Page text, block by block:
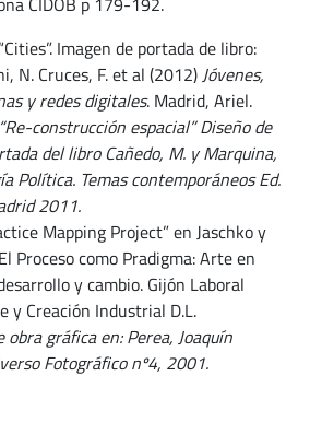
Imagen de portada de libro:
N. Cruces, F. et al (2012)Jóvenes,
y redes digitales. Madrid, Ariel.
construcción espacial” Diseño de
del libro Cañedo, M. y Marquina,
Política. Temas contemporáneos Ed.
2011.
Mapping Project” en Jaschko y
Proceso como Pradigma: Arte en
y cambio. Gijón Laboral
y Creación Industrial D.L.
obra gráfica en: Perea, Joaquín
Fotográfico nº4, 2001.